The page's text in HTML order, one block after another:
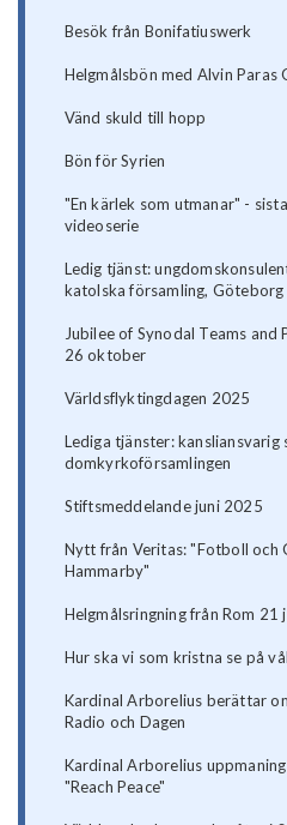
Besök från Bonifatiuswerk
Helgmålsbön med Alvin Paras
Vänd skuld till hopp
Bön för Syrien
"En kärlek som utmanar" -
videoserie
Ledig tjänst:
katolska församling, Göteborg
Jubilee of Synodal Teams
26 oktober
Världsflyktingdagen 2025
Lediga tjänster: kansliansvarig
domkyrkoförsamlingen
Stiftsmeddelande juni 2025
Nytt från Veritas: "Fotboll och
Hammarby"
Helgmålsringning från Rom 21
Hur ska vi som kristna se på
Kardinal Arborelius berättar
Radio och Dagen
Kardinal Arborelius
"Reach Peace"